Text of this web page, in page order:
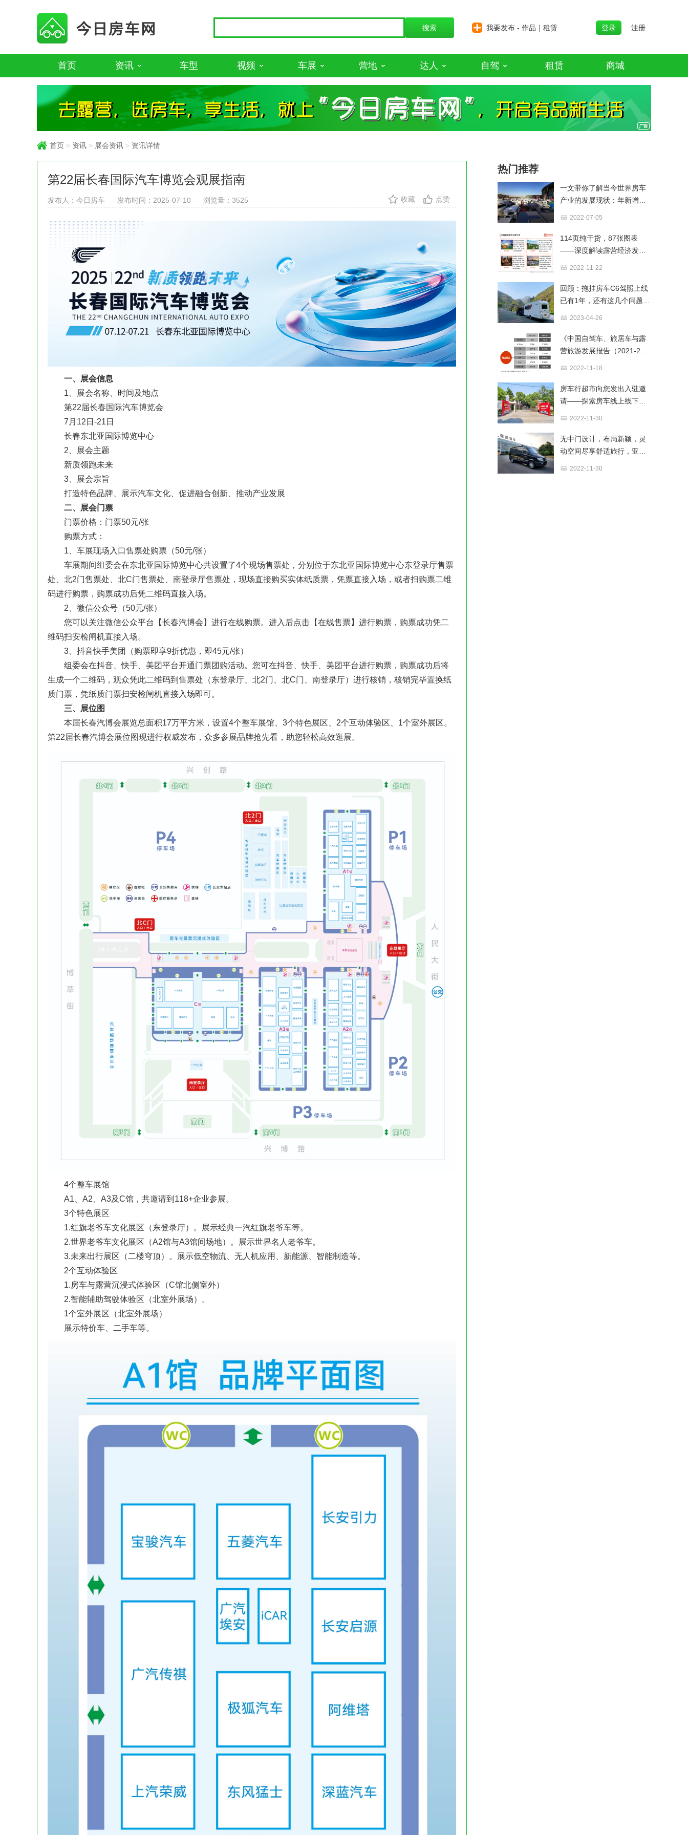
我要发布 - 作品｜租赁 注册
登录
首页 资讯 车型 视频 车展 营地 达人 自驾 租赁 商城
首页 > 资讯 > 展会资讯 > 资讯详情
第22届长春国际汽车博览会观展指南
发布人：今日房车 发布时间：2025-07-10 浏览量：3525 点赞
收藏
一、展会信息
1、展会名称、时间及地点
第22届长春国际汽车博览会
7月12日-21日
长春东北亚国际博览中心
2、展会主题
新质领跑未来
3、展会宗旨
打造特色品牌、展示汽车文化、促进融合创新、推动产业发展
二、展会门票
门票价格：门票50元/张
购票方式：
1、车展现场入口售票处购票（50元/张）
车展期间组委会在东北亚国际博览中心共设置了4个现场售票处，分别位于东北亚国际博览中心东登录厅售票
处、北2门售票处、北C门售票处、南登录厅售票处，现场直接购买实体纸质票，凭票直接入场，或者扫购票二维
码进行购票，购票成功后凭二维码直接入场。
2、微信公众号（50元/张）
您可以关注微信公众平台【长春汽博会】进行在线购票。进入后点击【在线售票】进行购票，购票成功凭二
维码扫安检闸机直接入场。
3、抖音快手美团（购票即享9折优惠，即45元/张）
组委会在抖音、快手、美团平台开通门票团购活动。您可在抖音、快手、美团平台进行购票，购票成功后将
生成一个二维码，观众凭此二维码到售票处（东登录厅、北2门、北C门、南登录厅）进行核销，核销完毕置换纸
质门票，凭纸质门票扫安检闸机直接入场即可。
三、展位图
本届长春汽博会展览总面积17万平方米，设置4个整车展馆、3个特色展区、2个互动体验区、1个室外展区。
第22届长春汽博会展位图现进行权威发布，众多参展品牌抢先看，助您轻松高效逛展。
4个整车展馆
A1、A2、A3及C馆，共邀请到118+企业参展。
3个特色展区
1.红旗老爷车文化展区（东登录厅）。展示经典一汽红旗老爷车等。
2.世界老爷车文化展区（A2馆与A3馆间场地）。展示世界名人老爷车。
3.未来出行展区（二楼穹顶）。展示低空物流、无人机应用、新能源、智能制造等。
2个互动体验区
1.房车与露营沉浸式体验区（C馆北侧室外）
2.智能辅助驾驶体验区（北室外展场）。
1个室外展区（北室外展场）
展示特价车、二手车等。
热门推荐
一文带你了解当今世界房车
产业的发展现状：年新增近
2022-07-05
114页纯干货，87张图表
——深度解读露营经济发展
2022-11-22
回顾：拖挂房车C6驾照上线
已有1年，还有这几个问题千
2023-04-26
《中国自驾车、旅居车与露
营旅游发展报告（2021-202
2022-11-18
房车行超市向您发出入驻邀
请——探索房车线上线下新
2022-11-30
无中门设计，布局新颖，灵
动空间尽享舒适旅行，亚星
2022-11-30